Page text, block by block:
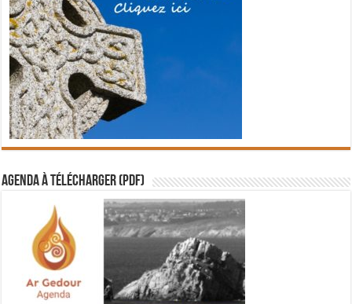
Agenda à télécharger (PDF)